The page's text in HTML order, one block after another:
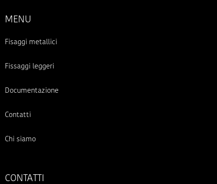
MENU
Fisaggi metallici
Fissaggi leggeri
Documentazione
Contatti
Chi siamo
CONTATTI